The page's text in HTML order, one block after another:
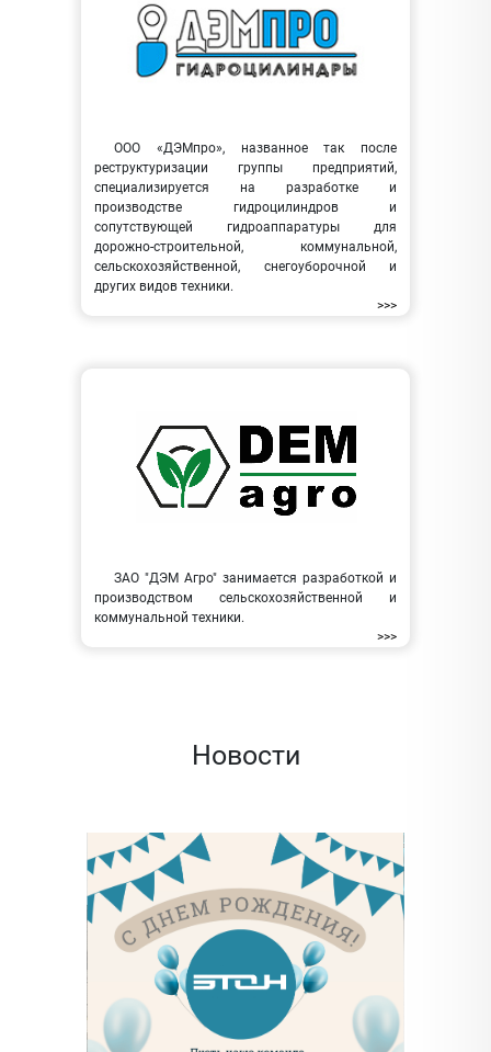
ООО «ДЭМпро», названное так после
реструктуризации группы предприятий,
специализируется на разработке и
производстве гидроцилиндров и
сопутствующей гидроаппаратуры для
дорожно-строительной, коммунальной,
сельскохозяйственной, снегоуборочной и
других видов техники.
>>>
ЗАО "ДЭМ Агро" занимается разработкой и
производством сельскохозяйственной и
коммунальной техники.
>>>
Новости